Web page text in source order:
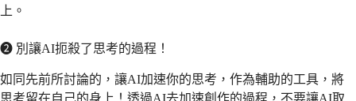
上。
❷ 別讓AI扼殺了思考的過程！
如同先前所討論的，讓AI加速你的思考，作為輔助的工具，將
思考留在自己的身上！透過AI去加速創作的過程，不要讓AI取